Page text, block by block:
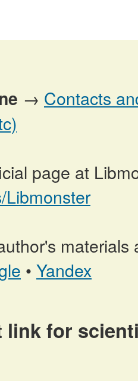
→ Contacts
page at
Libmonster
materials
• Yandex
link for